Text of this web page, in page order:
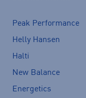
Peak Performance
Helly Hansen
Halti
New Balance
Energetics